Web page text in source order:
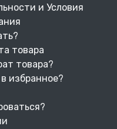
и Условия
товара
товара?
избранное?